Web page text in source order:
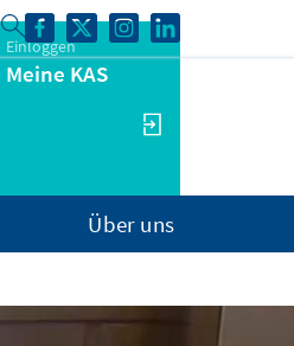
Einloggen
Meine KAS
Über uns